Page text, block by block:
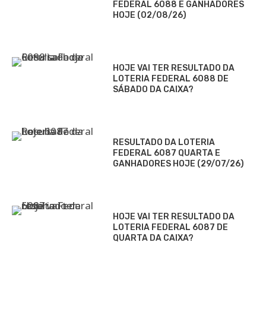
FEDERAL 6088 E GANHADORES
HOJE (02/08/26)
HOJE VAI TER RESULTADO DA
LOTERIA FEDERAL 6088 DE
SÁBADO DA CAIXA?
RESULTADO DA LOTERIA
FEDERAL 6087 QUARTA E
GANHADORES HOJE (29/07/26)
HOJE VAI TER RESULTADO DA
LOTERIA FEDERAL 6087 DE
QUARTA DA CAIXA?